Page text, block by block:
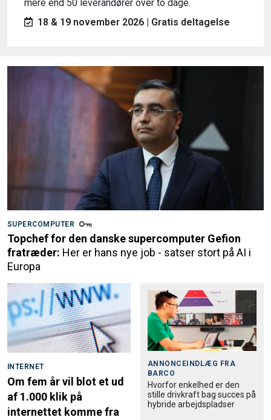
mere end 50 leverandører over to dage.
18 & 19 november 2026 | Gratis deltagelse
SUPERCOMPUTER
Topchef for den danske supercomputer Gefion
fratræder: Her er hans nye job - satser stort på AI i
Europa
INTERNET
Om fem år vil blot et ud
af 1.000 klik på
internettet komme fra
ANNONCEINDLÆG FRA
BARCO
Hvorfor enkelhed er den
stille drivkraft bag succes på
hybride arbejdspladser